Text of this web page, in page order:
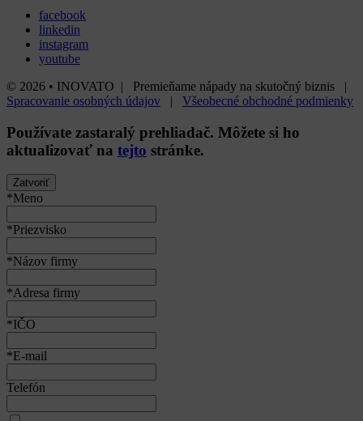
facebook
linkedin
instagram
youtube
© 2026 • INOVATO | Premieňame nápady na skutočný biznis |
Spracovanie osobných údajov | Všeobecné obchodné podmienky
Používate zastaralý prehliadač. Môžete si ho
aktualizovať na tejto stránke.
Zatvoriť
*Meno
*Priezvisko
*Názov firmy
*Adresa firmy
*IČO
*E-mail
Telefón